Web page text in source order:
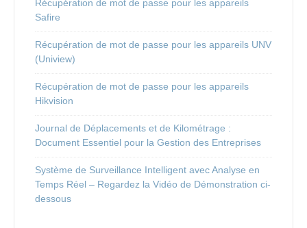
Récupération de mot de passe pour les appareils
Safire
Récupération de mot de passe pour les appareils UNV
(Uniview)
Récupération de mot de passe pour les appareils
Hikvision
Journal de Déplacements et de Kilométrage :
Document Essentiel pour la Gestion des Entreprises
Système de Surveillance Intelligent avec Analyse en
Temps Réel – Regardez la Vidéo de Démonstration ci-
dessous